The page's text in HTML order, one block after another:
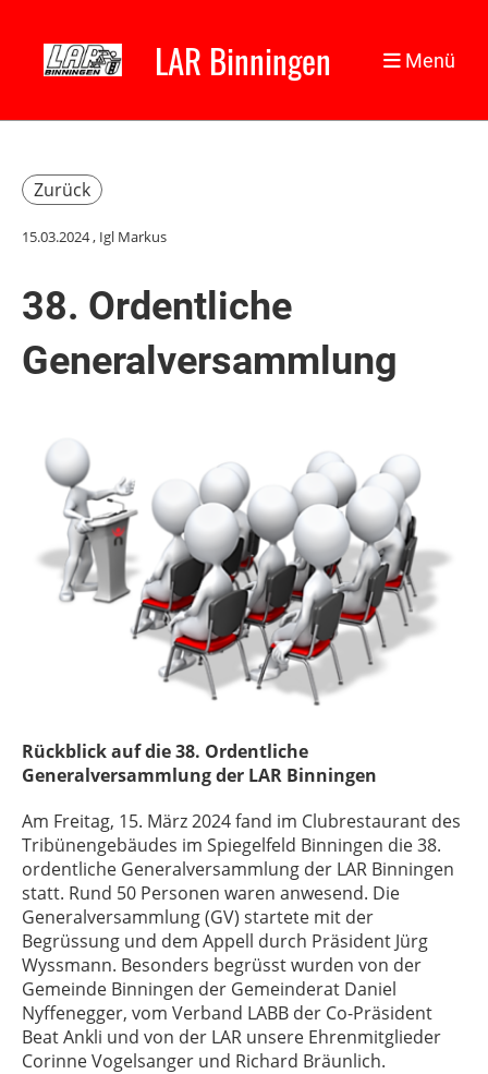
LAR Binningen Menü
Zurück
15.03.2024, Igl Markus
38. Ordentliche
Generalversammlung
Rückblick auf die 38. Ordentliche
Generalversammlung der LAR Binningen
Am Freitag, 15. März 2024 fand im Clubrestaurant des
Tribünengebäudes im Spiegelfeld Binningen die 38.
ordentliche Generalversammlung der LAR Binningen
statt. Rund 50 Personen waren anwesend. Die
Generalversammlung (GV) startete mit der
Begrüssung und dem Appell durch Präsident Jürg
Wyssmann. Besonders begrüsst wurden von der
Gemeinde Binningen der Gemeinderat Daniel
Nyffenegger, vom Verband LABB der Co-Präsident
Beat Ankli und von der LAR unsere Ehrenmitglieder
Corinne Vogelsanger und Richard Bräunlich.